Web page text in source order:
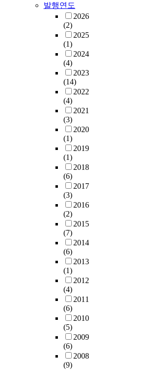
발행연도
2026
(2)
2025
(1)
2024
(4)
2023
(14)
2022
(4)
2021
(3)
2020
(1)
2019
(1)
2018
(6)
2017
(3)
2016
(2)
2015
(7)
2014
(6)
2013
(1)
2012
(4)
2011
(6)
2010
(5)
2009
(6)
2008
(9)